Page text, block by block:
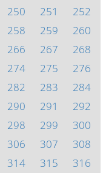
250 251
252
258 259
260
266 267
268
274 275
276
282 283
284
290 291
292
298 299
300
306 307
308
314 315
316